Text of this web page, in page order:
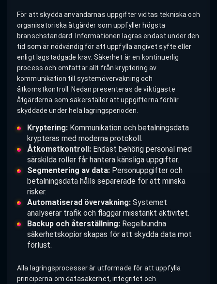
För att skydda användarnas uppgifter vidtas tekniska och
organisatoriska åtgärder som uppfyller högsta
branschstandard. Informationen lagras endast under den
tid som är nödvändig för att uppfylla angivet syfte eller
enligt lagstadgade krav. Säkerhet är en kontinuerlig
process och omfattar allt från kryptering av
kommunikation till systemövervakning och
åtkomstkontroll. Nedan presenteras de viktigaste
åtgärderna som säkerställer att uppgifterna förblir
skyddade under hela lagringsperioden.
Kryptering:Kommunikation och betalningsdata
krypteras med moderna protokoll.
Åtkomstkontroll:Endast behörig personal med
särskilda roller får hantera känsliga uppgifter.
Segmentering av data:Personuppgifter och
betalningsdata hålls separerade för att minska
risker.
Automatiserad övervakning:Systemet
analyserar trafik och flaggar misstänkt aktivitet.
Backup och återställning:Regelbundna
säkerhetskopior skapas för att skydda data mot
förlust.
Alla lagringsprocesser är utformade för att uppfylla
principerna om datasäkerhet, integritet och